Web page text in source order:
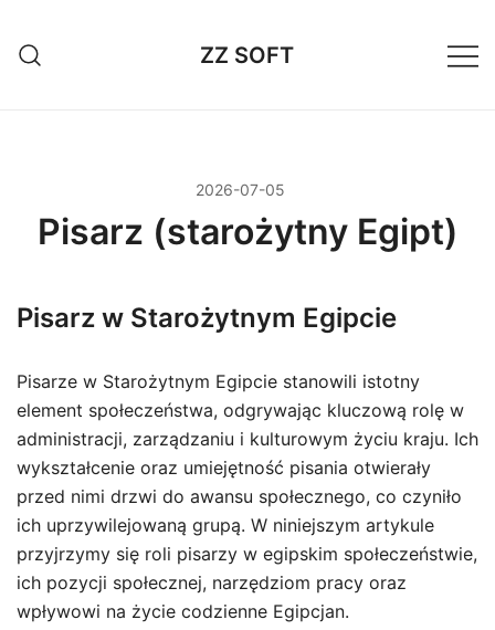
treści
ZZ SOFT
2026-07-05
Pisarz (starożytny Egipt)
Pisarz w Starożytnym Egipcie
Pisarze w Starożytnym Egipcie stanowili istotny
element społeczeństwa, odgrywając kluczową rolę w
administracji, zarządzaniu i kulturowym życiu kraju. Ich
wykształcenie oraz umiejętność pisania otwierały
przed nimi drzwi do awansu społecznego, co czyniło
ich uprzywilejowaną grupą. W niniejszym artykule
przyjrzymy się roli pisarzy w egipskim społeczeństwie,
ich pozycji społecznej, narzędziom pracy oraz
wpływowi na życie codzienne Egipcjan.